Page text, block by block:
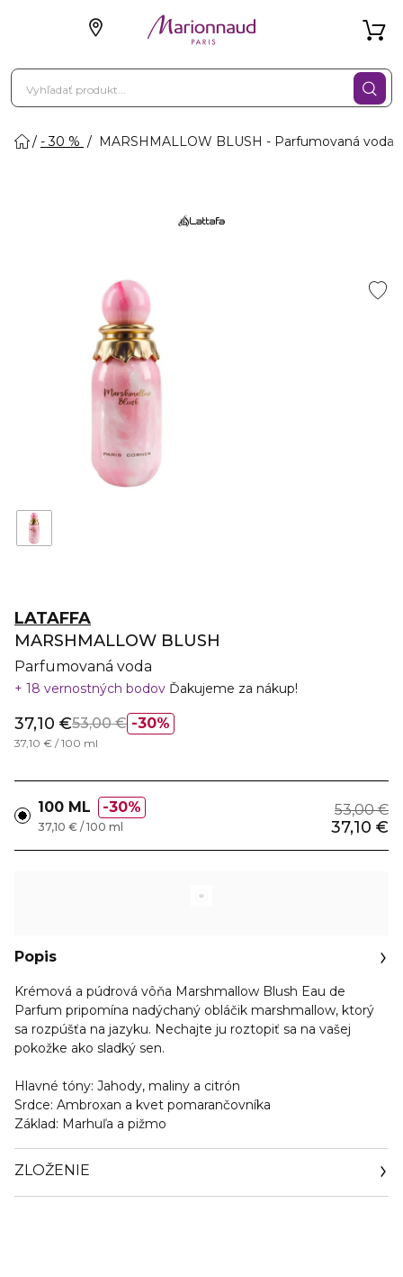
- 30 % MARSHMALLOW BLUSH - Parfumovaná voda
LATAFFA
MARSHMALLOW BLUSH
Parfumovaná voda
18 vernostných bodov Ďakujeme za nákup!
30%
37,10 €53,00 €
37,10 € / 100 ml
100 ML 30% 53,00 €
37,10 €
37,10 € / 100 ml
Popis
Krémová a púdrová vôňa Marshmallow Blush Eau de
Parfum pripomína nadýchaný obláčik marshmallow, ktorý
sa rozpúšťa na jazyku. Nechajte ju roztopiť sa na vašej
pokožke ako sladký sen.
Hlavné tóny: Jahody, maliny a citrón
Srdce: Ambroxan a kvet pomarančovníka
Základ: Marhuľa a pižmo
ZLOŽENIE